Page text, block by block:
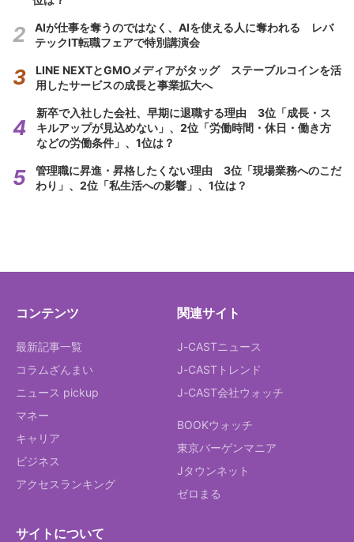
AIが仕事を奪うのではなく、AIを使える人に奪われる レバ
テックIT転職フェアで特別講演会
LINE NEXTとGMOメディアがタッグ ステーブルコインを活
用したサービスの成長と事業拡大へ
新卒で入社した会社、早期に退職する理由 3位「成長・ス
キルアップが見込めない」、2位「労働時間・休日・働き方
などの労働条件」、1位は？
管理職に昇進・昇格したくない理由 3位「現場業務へのこだ
わり」、2位「私生活への影響」、1位は？
コンテンツ
最新記事一覧
コラムざんまい
ニュース pickup
マネー
キャリア
ビジネス
アクセスランキング
関連サイト
J-CASTニュース
J-CASTトレンド
J-CAST会社ウォッチ
BOOKウォッチ
東京バーゲンマニア
Jタウンネット
ゼロまる
サイトについて